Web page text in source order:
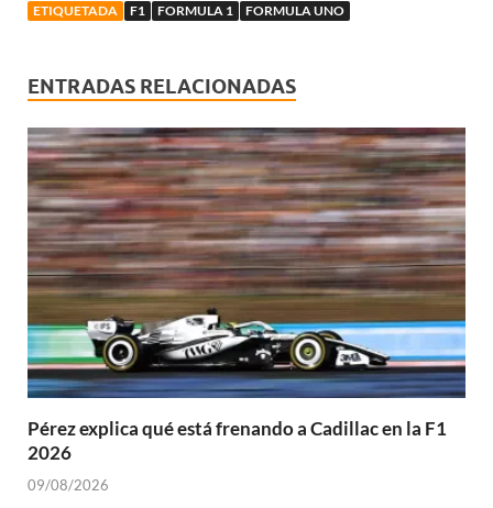
ETIQUETADA F1 FORMULA 1 FORMULA UNO
ENTRADAS RELACIONADAS
Pérez explica qué está frenando a Cadillac en la F1
2026
09/08/2026